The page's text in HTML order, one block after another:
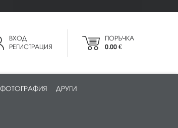
ВХОД
РЕГИСТРАЦИЯ
ПОРЪЧКА
0.00 €
ДРУГИ